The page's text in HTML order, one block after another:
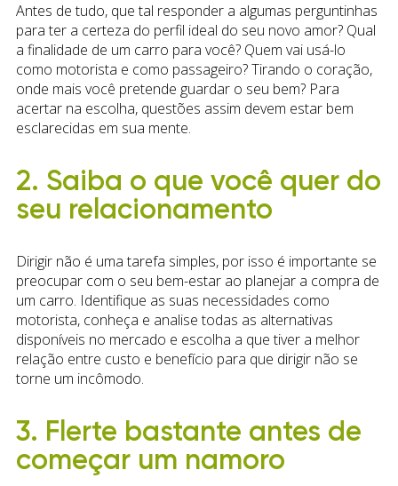
Antes de tudo, que tal responder a algumas perguntinhas
para ter a certeza do perfil ideal do seu novo amor? Qual
a finalidade de um carro para você? Quem vai usá-lo
como motorista e como passageiro? Tirando o coração,
onde mais você pretende guardar o seu bem? Para
acertar na escolha, questões assim devem estar bem
esclarecidas em sua mente.
2. Saiba o que você quer do
seu relacionamento
Dirigir não é uma tarefa simples, por isso é importante se
preocupar com o seu bem-estar ao planejar a compra de
um carro. Identifique as suas necessidades como
motorista, conheça e analise todas as alternativas
disponíveis no mercado e escolha a que tiver a melhor
relação entre custo e benefício para que dirigir não se
torne um incômodo.
3. Flerte bastante antes de
começar um namoro